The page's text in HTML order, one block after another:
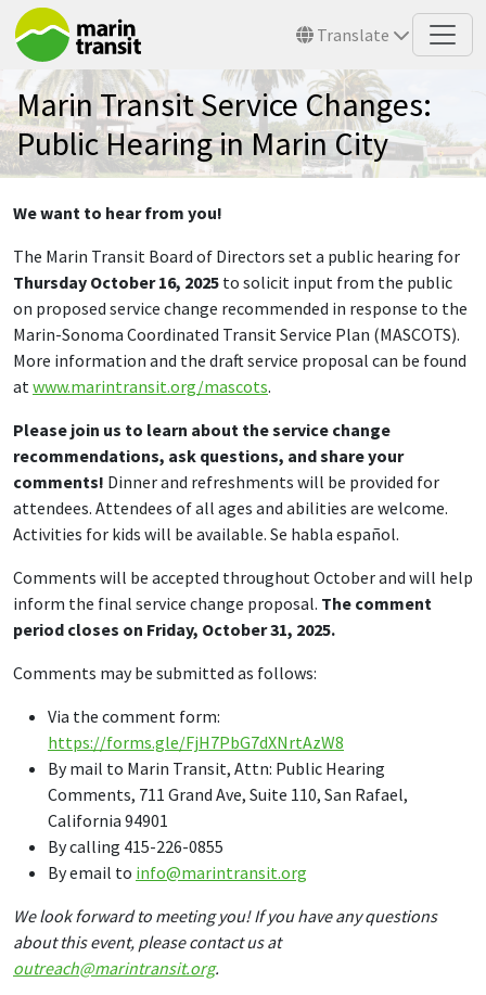
Skip to main content
Translate
Marin Transit Service Changes:
Public Hearing in Marin City
We want to hear from you!
The Marin Transit Board of Directors set a public hearing for
Thursday October 16, 2025 to solicit input from the public
on proposed service change recommended in response to the
Marin-Sonoma Coordinated Transit Service Plan (MASCOTS).
More information and the draft service proposal can be found
atwww.marintransit.org/mascots.
Please join us to learn about the service change
recommendations, ask questions, and share your
comments! Dinner and refreshments will be provided for
attendees. Attendees of all ages and abilities are welcome.
Activities for kids will be available. Se habla español.
Comments will be accepted throughout October and will help
inform the final service change proposal. The comment
period closes on Friday, October 31, 2025.
Comments may be submitted as follows:
Via the comment form:
https://forms.gle/FjH7PbG7dXNrtAzW8
By mail to Marin Transit, Attn: Public Hearing
Comments, 711 Grand Ave, Suite 110, San Rafael,
California 94901
By calling 415-226-0855
By email to info@marintransit.org
We look forward to meeting you! If you have any questions
about this event, please contact us at
outreach@marintransit.org.